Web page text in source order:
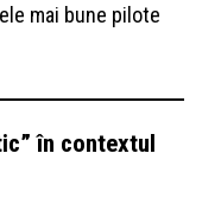
mai bune pilote
în contextul